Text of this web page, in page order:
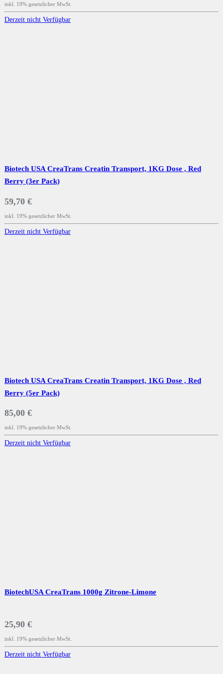
inkl. 19% gesetzlicher MwSt.
Derzeit nicht Verfügbar
Biotech USA CreaTrans Creatin Transport, 1KG Dose , Red
Berry (3er Pack)
59,70 €
inkl. 19% gesetzlicher MwSt.
Derzeit nicht Verfügbar
Biotech USA CreaTrans Creatin Transport, 1KG Dose , Red
Berry (5er Pack)
85,00 €
inkl. 19% gesetzlicher MwSt.
Derzeit nicht Verfügbar
BiotechUSA CreaTrans 1000g Zitrone-Limone
25,90 €
inkl. 19% gesetzlicher MwSt.
Derzeit nicht Verfügbar